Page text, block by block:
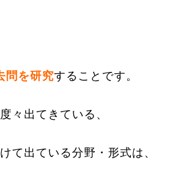
問を研究することです。
々出てきている、
て出ている分野・形式は、